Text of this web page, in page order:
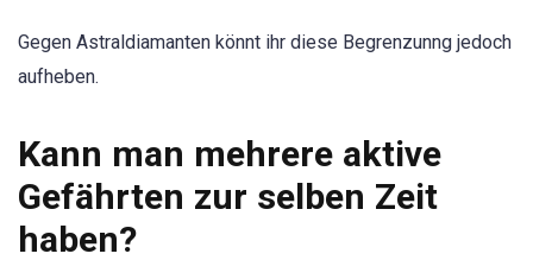
Gegen Astraldiamanten könnt ihr diese Begrenzunng jedoch
aufheben.
Kann man mehrere aktive
Gefährten zur selben Zeit
haben?